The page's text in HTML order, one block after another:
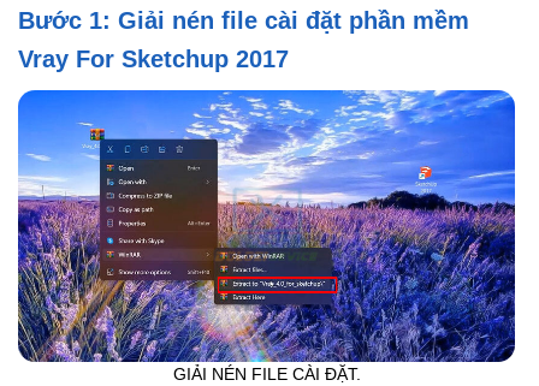
Bước 1: Giải nén file cài đặt phần mềm
Vray For Sketchup 2017
GIẢI NÉN FILE CÀI ĐẶT.